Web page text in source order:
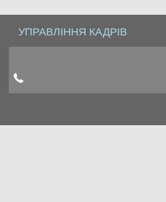
УПРАВЛІННЯ КАДРІВ